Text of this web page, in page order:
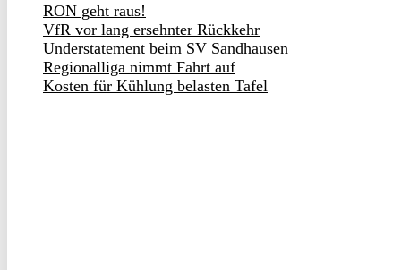
RON geht raus!
VfR vor lang ersehnter Rückkehr
Understatement beim SV Sandhausen
Regionalliga nimmt Fahrt auf
Kosten für Kühlung belasten Tafel